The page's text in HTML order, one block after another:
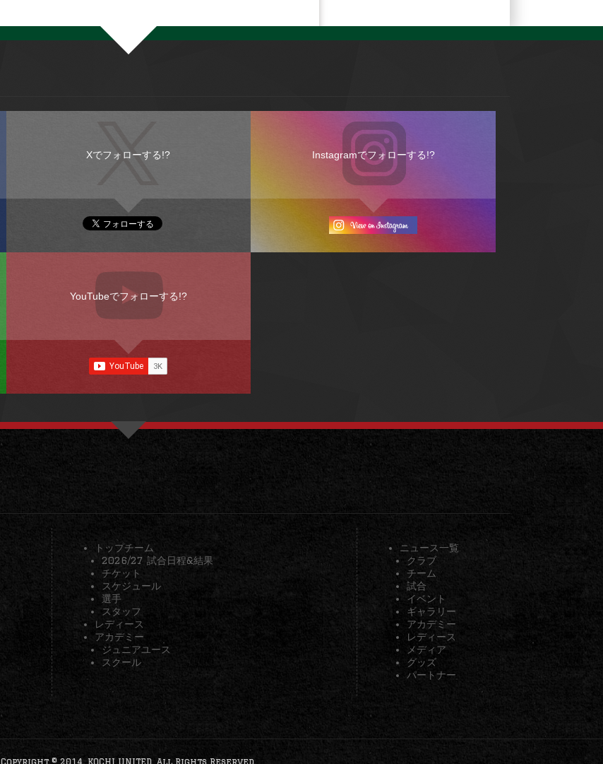
Xでフォローする!? Instagramでフォローする!?
YouTubeでフォローする!?
トップチーム
2026/27 試合日程&結果
チケット
スケジュール
選手
スタッフ
レディース
アカデミー
ジュニアユース
スクール
ニュース一覧
クラブ
チーム
試合
イベント
ギャラリー
アカデミー
レディース
メディア
グッズ
パートナー
Copyright © 2014. KOCHI UNITED. All Rights Reserved.